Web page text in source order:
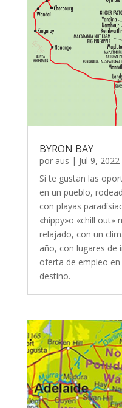
BYRON BAY
por aus | Jul 9, 2022
Si te gustan las
en un pueblo,
con playas
«hippy»o «chill out»
relajado, con un
año, con lugares de
oferta de empleo
destino.